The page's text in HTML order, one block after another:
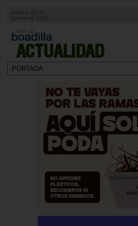
ACTUALIDAD
agosto de 2026